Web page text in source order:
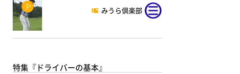
みうら倶楽部
特集『ドライバーの基本』